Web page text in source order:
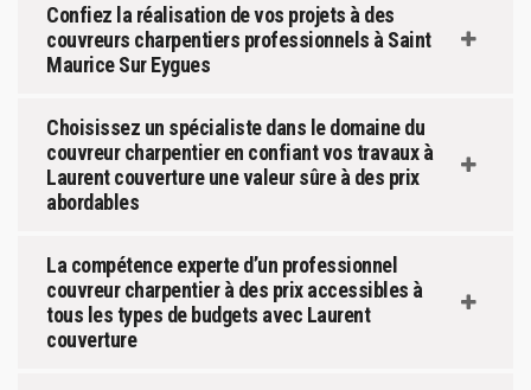
Confiez la réalisation de vos projets à des
couvreurs charpentiers professionnels à Saint
Maurice Sur Eygues
Choisissez un spécialiste dans le domaine du
couvreur charpentier en confiant vos travaux à
Laurent couverture une valeur sûre à des prix
abordables
La compétence experte d’un professionnel
couvreur charpentier à des prix accessibles à
tous les types de budgets avec Laurent
couverture